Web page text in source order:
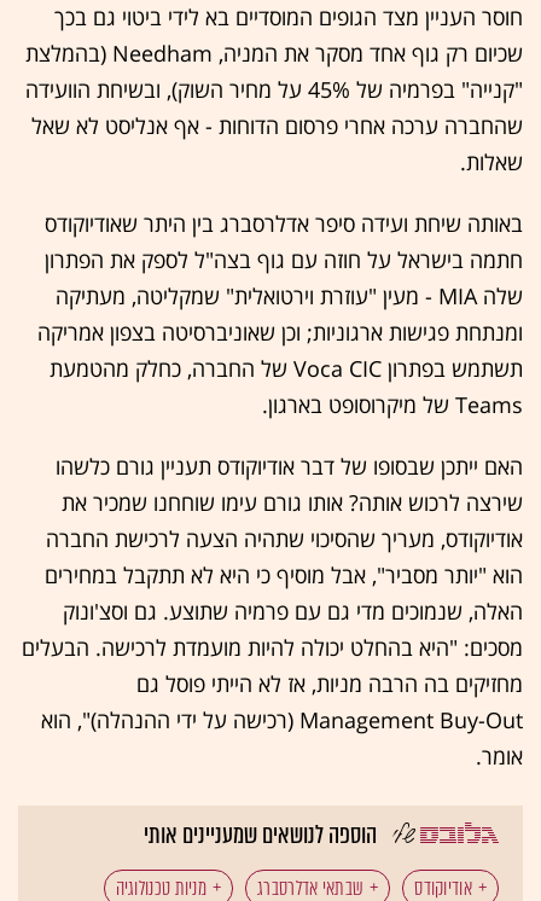
חוסר העניין מצד הגופים המוסדיים בא לידי ביטוי גם בכך
שכיום רק גוף אחד מסקר את המניה, Needham (בהמלצת
"קנייה" בפרמיה של 45% על מחיר השוק), ובשיחת הוועידה
שהחברה ערכה אחרי פרסום הדוחות - אף אנליסט לא שאל
שאלות.
באותה שיחת ועידה סיפר אדלרסברג בין היתר שאודיוקודס
חתמה בישראל על חוזה עם גוף בצה"ל לספק את הפתרון
שלה MIA - מעין "עוזרת וירטואלית" שמקליטה, מעתיקה
ומנתחת פגישות ארגוניות; וכן שאוניברסיטה בצפון אמריקה
תשתמש בפתרון Voca CIC של החברה, כחלק מהטמעת
Teams של מיקרוסופט בארגון.
האם ייתכן שבסופו של דבר אודיוקודס תעניין גורם כלשהו
שירצה לרכוש אותה? אותו גורם עימו שוחחנו שמכיר את
אודיוקודס, מעריך שהסיכוי שתהיה הצעה לרכישת החברה
הוא "יותר מסביר", אבל מוסיף כי היא לא תתקבל במחירים
האלה, שנמוכים מדי גם עם פרמיה שתוצע. גם וסצ'ונוק
מסכים: "היא בהחלט יכולה להיות מועמדת לרכישה. הבעלים
מחזיקים בה הרבה מניות, אז לא הייתי פוסל גם
Management Buy-Out (רכישה על ידי ההנהלה)", הוא
אומר.
הוספה לנושאים שמעניינים אותי
אודיוקודס שבתאי אדלרסברג מניות טכנולוגיה